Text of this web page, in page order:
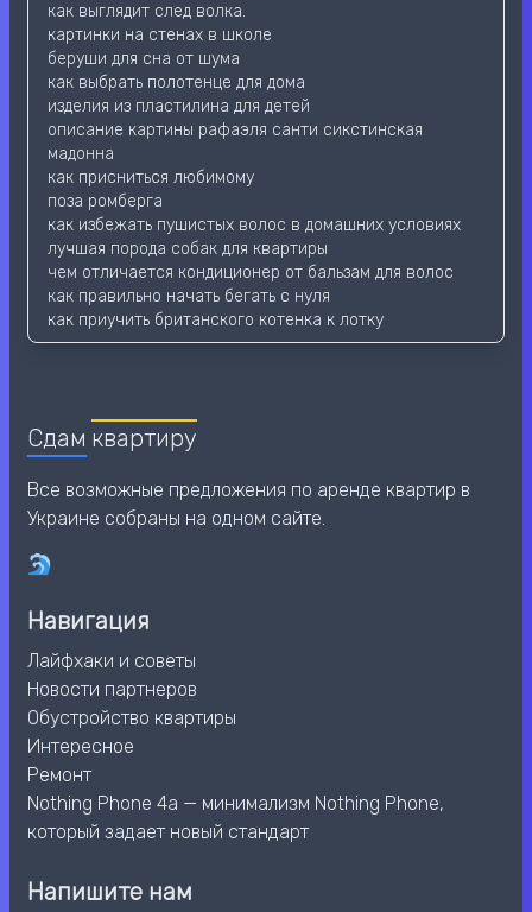
как выглядит след волка.
картинки на стенах в школе
беруши для сна от шума
как выбрать полотенце для дома
изделия из пластилина для детей
описание картины рафаэля санти сикстинская
мадонна
как присниться любимому
поза ромберга
как избежать пушистых волос в домашних условиях
лучшая порода собак для квартиры
чем отличается кондиционер от бальзам для волос
как правильно начать бегать с нуля
как приучить британского котенка к лотку
Сдам квартиру
Все возможные предложения по аренде квартир в
Украине собраны на одном сайте.
Навигация
Лайфхаки и советы
Новости партнеров
Обустройство квартиры
Интересное
Ремонт
Nothing Phone 4a — минимализм Nothing Phone,
который задает новый стандарт
Напишите нам